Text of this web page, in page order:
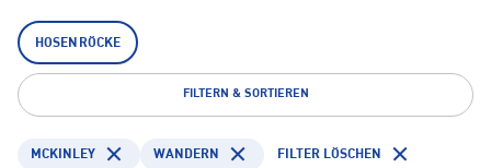
HOSENRÖCKE
FILTERN & SORTIEREN
MCKINLEY WANDERN FILTER LÖSCHEN